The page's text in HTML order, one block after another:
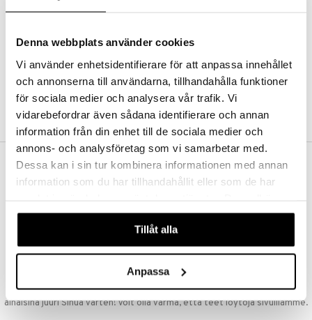
Denna webbplats använder cookies
Vi använder enhetsidentifierare för att anpassa innehållet
och annonserna till användarna, tillhandahålla funktioner
för sociala medier och analysera vår trafik. Vi
vidarebefordrar även sådana identifierare och annan
information från din enhet till de sociala medier och
annons- och analysföretag som vi samarbetar med.
Dessa kan i sin tur kombinera informationen med annan
information som du har tillhandahållit eller som de har
våra cookies vid fortsatt användande av vår webbplats.
Tillåt alla
Anpassa
Kestotilaus
Arvostele tuotteita
Toivelistat
LUO ASIAKAS
ILMAINEN TOIMITUS YLI 50 €
NOPEAT TOIMITUKSET
päivänä
EDULLISET HINNAT
Ostamalla suuria eriä tuotteita varastoomme voimme pitää hinnat
alhaisina juuri Sinua varten! Voit olla varma, että teet löytöjä sivuillamme.